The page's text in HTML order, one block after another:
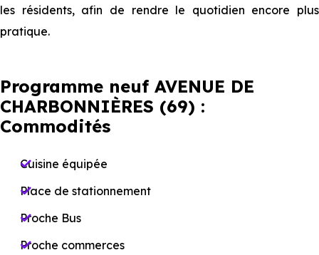
les résidents, afin de rendre le quotidien encore plus
pratique.
Programme neuf AVENUE DE
CHARBONNIÈRES (69) :
Commodités
Cuisine équipée
Place de stationnement
Proche Bus
Proche commerces